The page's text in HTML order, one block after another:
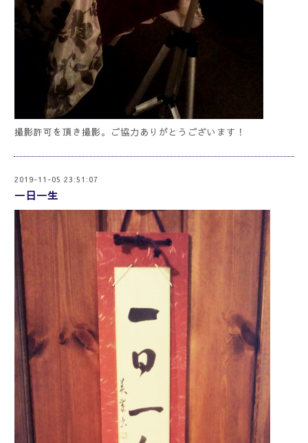
撮影許可を頂き撮影。ご協力ありがとうございます！
2019-11-05 23:51:07
一日一生